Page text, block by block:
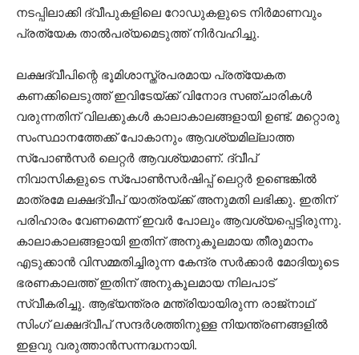
നടപ്പിലാക്കി ദ്വീപുകളിലെ റോഡുകളുടെ നിര്‍മാണവും
പ്രത്യേക താല്‍പര്യമെടുത്ത് നിര്‍വഹിച്ചു.
ലക്ഷദ്വീപിന്റെ ഭൂമിശാസ്ത്രപരമായ പ്രത്യേകത
കണക്കിലെടുത്ത് ഇവിടേയ്ക്ക് വിനോദ സഞ്ചാരികള്‍
വരുന്നതിന് വിലക്കുകള്‍ കാലാകാലങ്ങളായി ഉണ്ട്. മറ്റൊരു
സംസ്ഥാനത്തേക്ക് പോകാനും ആവശ്യമില്ലാത്ത
സ്‌പോണ്‍സര്‍ ലെറ്റര്‍ ആവശ്യമാണ്. ദ്വീപ്
നിവാസികളുടെ സ്‌പോണ്‍സര്‍ഷിപ്പ് ലെറ്റര്‍ ഉണ്ടെങ്കില്‍
മാത്രമേ ലക്ഷദ്വീപ് യാത്രയ്ക്ക് അനുമതി ലഭിക്കു. ഇതിന്
പരിഹാരം വേണമെന്ന് ഇവര്‍ പോലും ആവശ്യപ്പെട്ടിരുന്നു.
കാലാകാലങ്ങളായി ഇതിന് അനുകൂലമായ തീരുമാനം
എടുക്കാന്‍ വിസമ്മതിച്ചിരുന്ന കേന്ദ്ര സര്‍ക്കാര്‍ മോദിയുടെ
ഭരണകാലത്ത് ഇതിന് അനുകൂലമായ നിലപാട്
സ്വീകരിച്ചു. ആഭ്യന്ത്രര മന്ത്രിയായിരുന്ന രാജ്‌നാഥ്
സിംഗ് ലക്ഷദ്വീപ് സന്ദര്‍ശത്തിനുള്ള നിയന്ത്രണങ്ങളില്‍
ഇളവു വരുത്താന്‍സന്നദ്ധനായി.